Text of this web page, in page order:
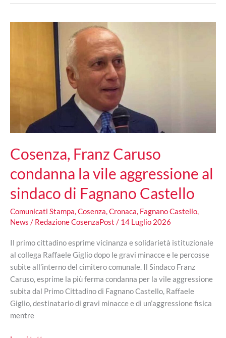
sindaco
rispetto
le
istituzioni
Cosenza, Franz Caruso
condanna la vile aggressione al
sindaco di Fagnano Castello
Comunicati Stampa,Cosenza,Cronaca, Fagnano Castello,
News / Redazione CosenzaPost / 14 Luglio 2026
Il primo cittadino esprime vicinanza e solidarietà istituzionale
al collega Raffaele Giglio dopo le gravi minacce e le percosse
subite all’interno del cimitero comunale. Il Sindaco Franz
Caruso, esprime la più ferma condanna per la vile aggressione
subita dal Primo Cittadino di Fagnano Castello, Raffaele
Giglio, destinatario di gravi minacce e di un’aggressione fisica
mentre